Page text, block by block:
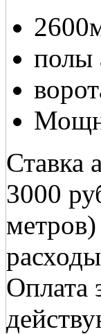
полы
Ставка
3000
Оплата